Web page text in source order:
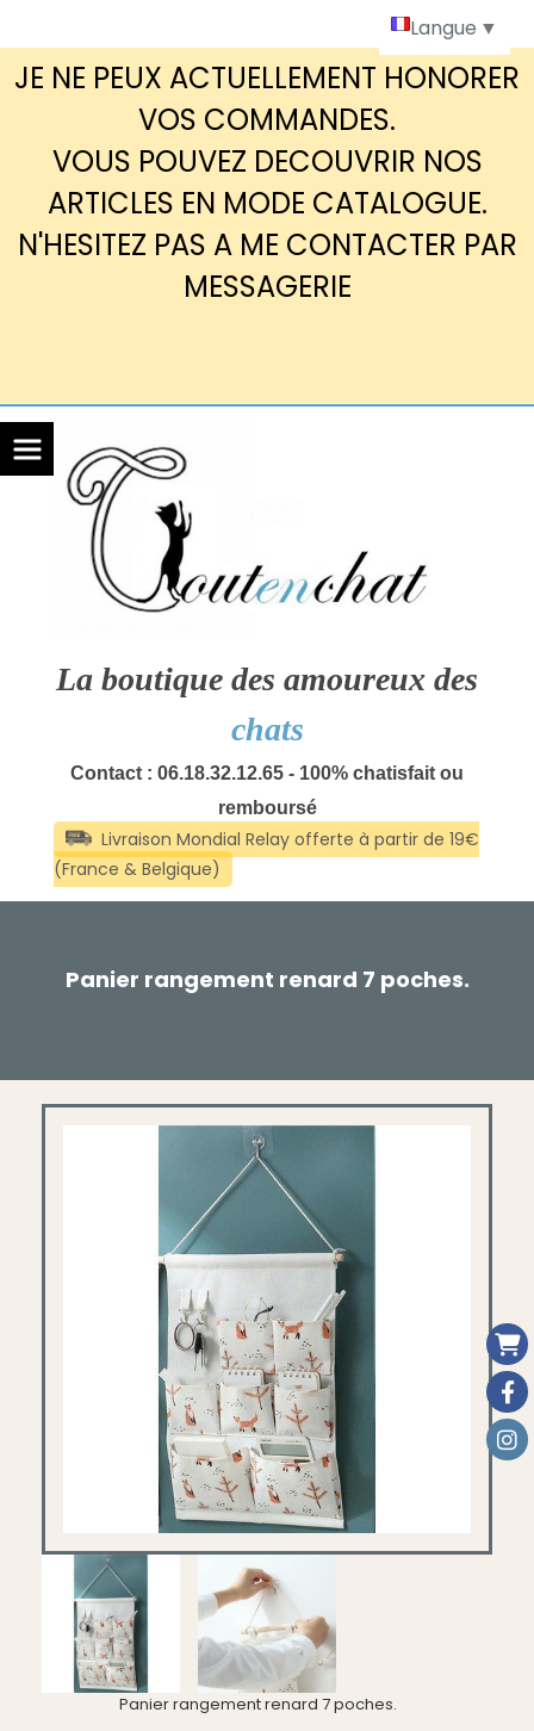
JE NE PEUX ACTUELLEMENT HONORER
VOS COMMANDES.
VOUS POUVEZ DECOUVRIR NOS
ARTICLES EN MODE CATALOGUE.
N'HESITEZ PAS A ME CONTACTER PAR
MESSAGERIE
La boutique des amoureux des
chats
Contact : 06.18.32.12.65 - 100% chatisfait ou
remboursé
Panier rangement renard 7 poches.
Panier rangement renard 7 poches.
Langue ▼